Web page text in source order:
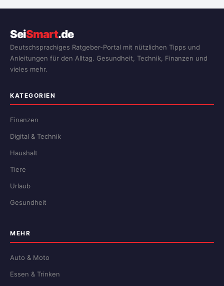
SeiSmart.de
Deutschsprachiges Ratgeber-Portal mit nützlichen Tipps und
Anleitungen für den Alltag. Gesundheit, Technik, Finanzen und
vieles mehr.
KATEGORIEN
Finanzen
Digital & Technik
Haushalt
Tiere
Urlaub
Gesundheit
MEHR
Auto & Moto
Essen & Trinken